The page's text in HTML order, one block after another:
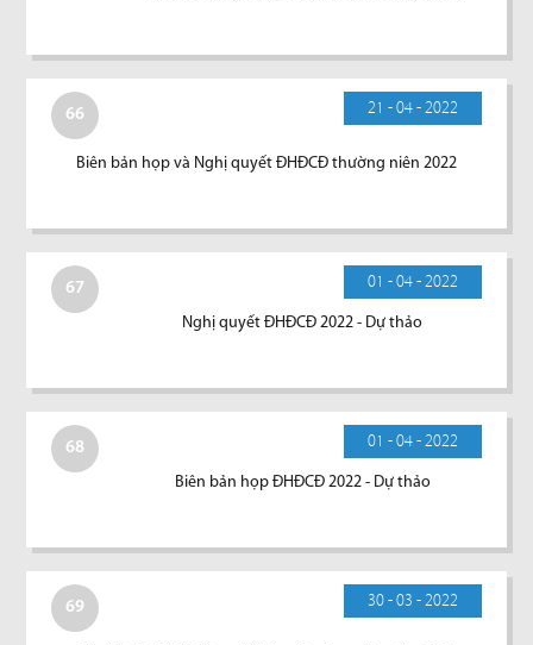
66 21 - 04 - 2022
Biên bản họp và Nghị quyết ĐHĐCĐ thường niên 2022
67 01 - 04 - 2022
Nghị quyết ĐHĐCĐ 2022 - Dự thảo
68 01 - 04 - 2022
Biên bản họp ĐHĐCĐ 2022 - Dự thảo
69 30 - 03 - 2022